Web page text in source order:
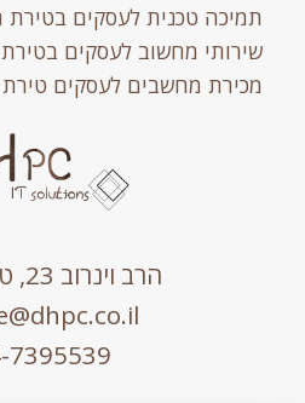
תמיכה טכנית לעסקים בטירת
שירותי מחשוב לעסקים
מכירת מחשבים לעסקים
הרב וינרוב 23, טירת כרמל
7395539